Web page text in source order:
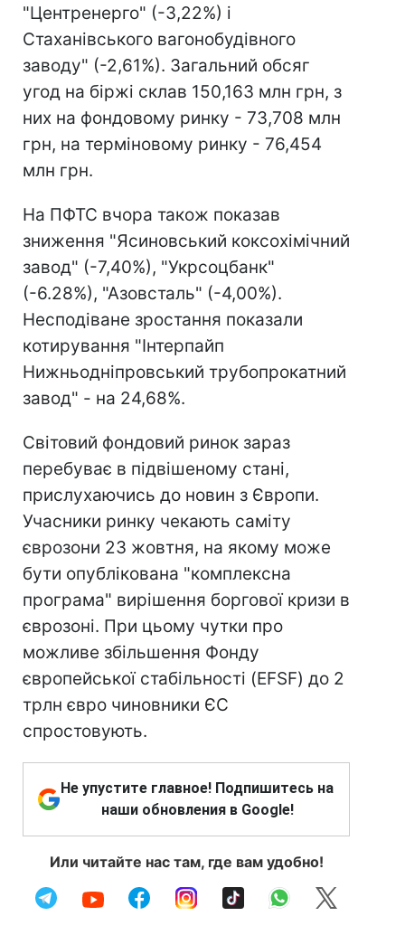
"Центренерго" (-3,22%) і
Стаханівського вагонобудівного
заводу" (-2,61%). Загальний обсяг
угод на біржі склав 150,163 млн грн, з
них на фондовому ринку - 73,708 млн
грн, на терміновому ринку - 76,454
млн грн.
На ПФТС вчора також показав
зниження "Ясиновський коксохімічний
завод" (-7,40%), "Укрсоцбанк"
(-6.28%), "Азовсталь" (-4,00%).
Несподіване зростання показали
котирування "Інтерпайп
Нижньодніпровський трубопрокатний
завод" - на 24,68%.
Світовий фондовий ринок зараз
перебуває в підвішеному стані,
прислухаючись до новин з Європи.
Учасники ринку чекають саміту
єврозони 23 жовтня, на якому може
бути опублікована "комплексна
програма" вирішення боргової кризи в
єврозоні. При цьому чутки про
можливе збільшення Фонду
європейської стабільності (EFSF) до 2
трлн євро чиновники ЄС
спростовують.
Не упустите главное! Подпишитесь на
наши обновления в Google!
Или читайте нас там, где вам удобно!